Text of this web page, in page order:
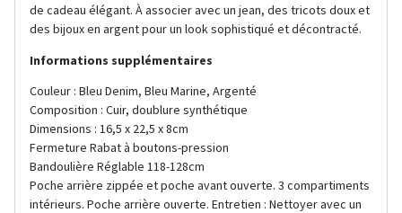
de cadeau élégant. À associer avec un jean, des tricots doux et
des bijoux en argent pour un look sophistiqué et décontracté.
Informations supplémentaires
Couleur : Bleu Denim, Bleu Marine, Argenté
Composition : Cuir, doublure synthétique
Dimensions : 16,5 x 22,5 x 8cm
Fermeture Rabat à boutons-pression
Bandoulière Réglable 118-128cm
Poche arrière zippée et poche avant ouverte. 3 compartiments
intérieurs. Poche arrière ouverte. Entretien : Nettoyer avec un